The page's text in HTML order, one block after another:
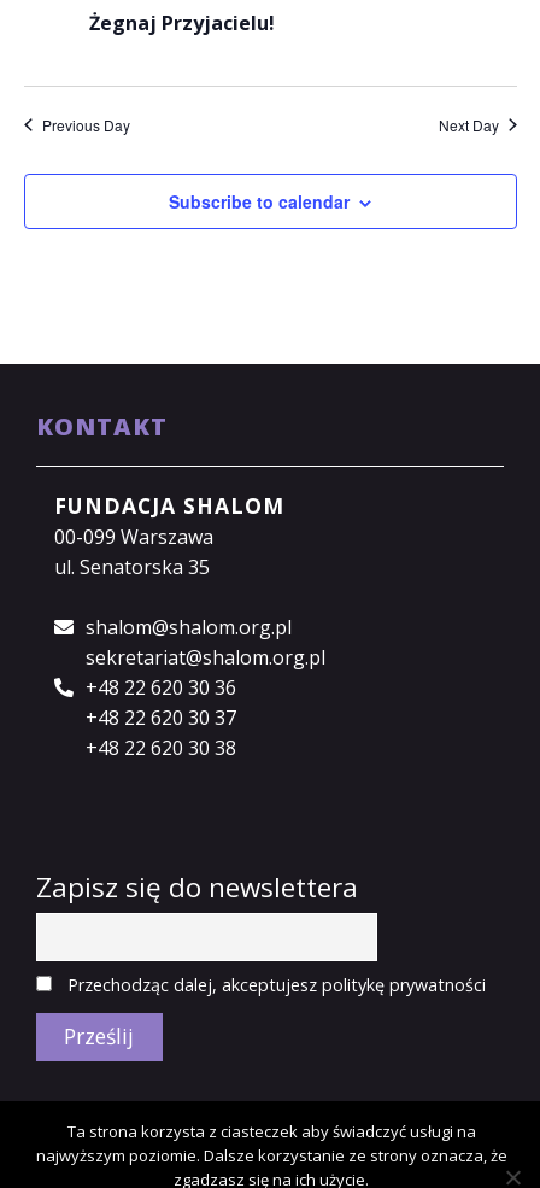
Żegnaj Przyjacielu!
Previous Day Next Day
Subscribe to calendar
KONTAKT
FUNDACJA SHALOM
00-099 Warszawa
ul. Senatorska 35
shalom@shalom.org.pl
sekretariat@shalom.org.pl
+48 22 620 30 36
+48 22 620 30 37
+48 22 620 30 38
Zapisz się do newslettera
Przechodząc dalej, akceptujesz politykę prywatności
Copyright © 2018 Fundacja Shalom.Polityka
prywatności.
Ta strona korzysta z ciasteczek aby świadczyć usługi na
najwyższym poziomie. Dalsze korzystanie ze strony oznacza, że
zgadzasz się na ich użycie.